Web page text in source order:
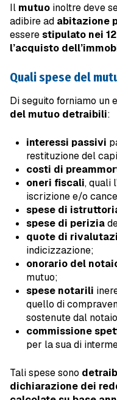
Il mutuo inoltre deve
adibire ad abitazione
esserestipulato nei
l’acquisto
Quali spese del
Di seguito forniamo un
del mutuo detraibili:
interessi passivi
restituzione del
costi di
oneri fiscali, quali
iscrizione e/o
spese di
spese di perizia
quote di
indicizzazione;
onorario del
mutuo;
spese notarili
quello di
sostenute dal
commissione
per la sua di
Tali spese sono
dichiarazione dei